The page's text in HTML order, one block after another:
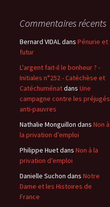
Commentaires récents
Bernard VIDALdans Pénurie et
futur
L'argent fait-il le bonheur ? -
Initiales n°252 - Catéchèse et
Catéchuménatdans Une
campagne contre les préjugés
anti-pauvres
Nathalie Monguillon dans Non à
la privation d’emploi
Philippe Huetdans Non à la
privation d’emploi
Danielle Suchon dans Notre
Dame et les Histoires de
France